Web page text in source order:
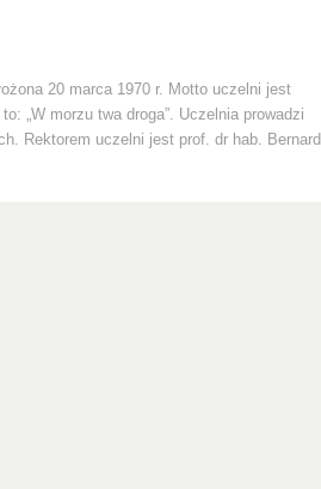
20 marca 1970 r. Motto uczelni jest
„W morzu twa droga”. Uczelnia prowadzi
Rektorem uczelni jest prof. dr hab. Bernard